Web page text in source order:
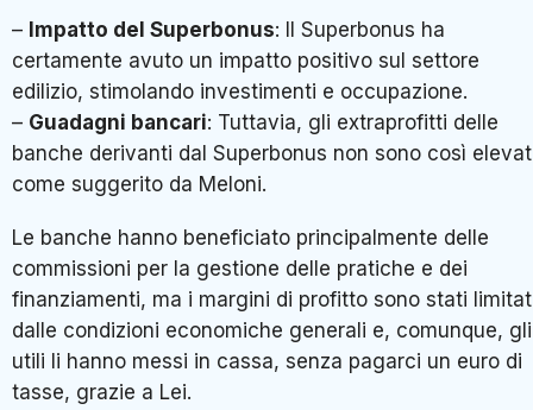
– Impatto del Superbonus: Il Superbonus ha
certamente avuto un impatto positivo sul settore
edilizio, stimolando investimenti e occupazione.
– Guadagni bancari: Tuttavia, gli extraprofitti delle
banche derivanti dal Superbonus non sono così
come suggerito da Meloni.
Le banche hanno beneficiato principalmente delle
commissioni per la gestione delle pratiche e dei
finanziamenti, ma i margini di profitto sono stati
dalle condizioni economiche generali e, comunque, gli
utili li hanno messi in cassa, senza pagarci un euro di
tasse, grazie a Lei.